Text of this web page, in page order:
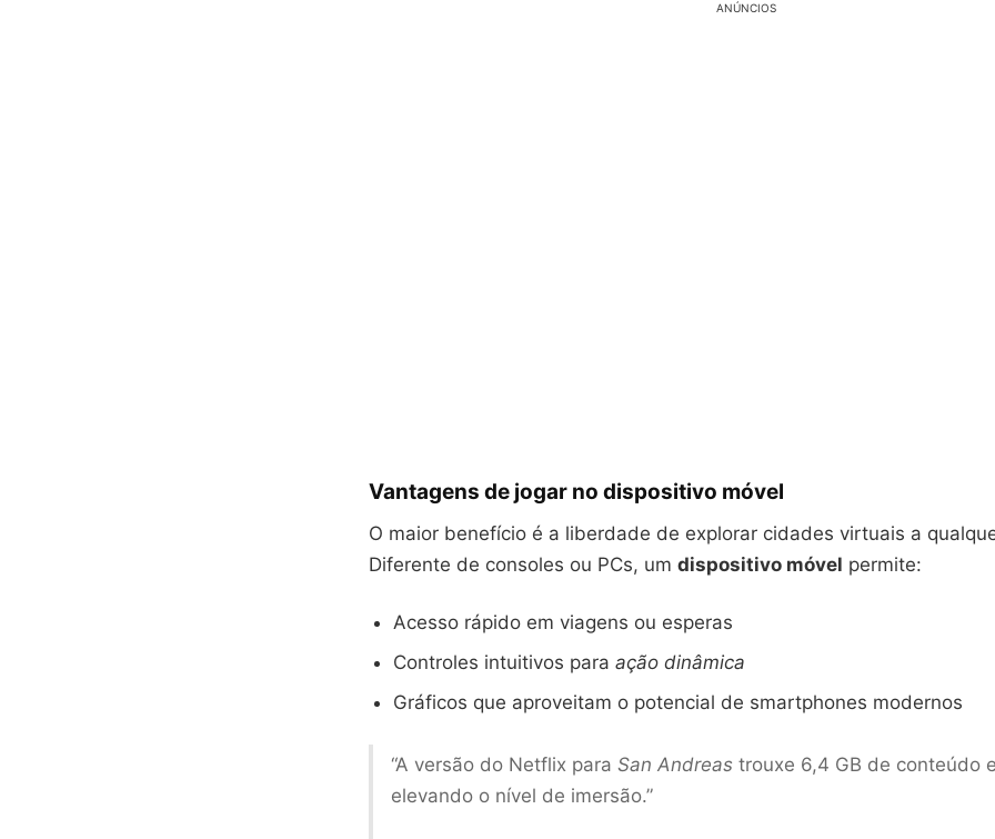
ANÚNCIOS
Vantagens de jogar no dispositivo móvel
O maior benefício é a liberdade de explorar cidades virtuais a
Diferente de consoles ou PCs, um dispositivo móvel permite:
Acesso rápido em viagens ou esperas
Controles intuitivos para ação dinâmica
Gráficos que aproveitam o potencial de smartphones modernos
“A versão do Netflix para San Andreas trouxe 6,4 GB de conteúdo
elevando o nível de imersão.”